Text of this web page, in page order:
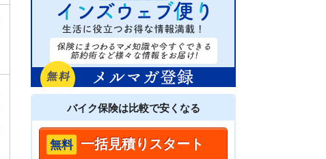
バイク保険は比較で安くなる
一括見積りスタート